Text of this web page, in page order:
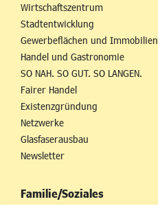
Wirtschaftszentrum
Stadtentwicklung
Gewerbeflächen und Immobilien
Handel und Gastronomie
SO NAH. SO GUT. SO LANGEN.
Fairer Handel
Existenzgründung
Netzwerke
Glasfaserausbau
Newsletter
Familie/Soziales